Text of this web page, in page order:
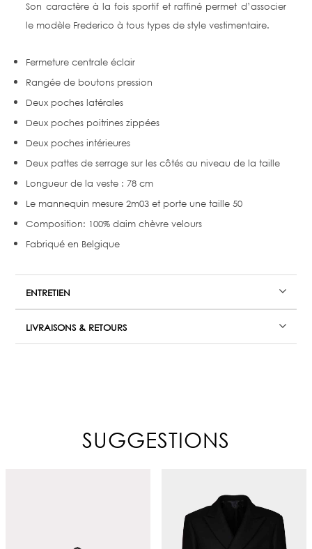
Son caractère à la fois sportif et raffiné permet d’associer
le modèle Frederico à tous types de style vestimentaire.
Fermeture centrale éclair
Rangée de boutons pression
Deux poches latérales
Deux poches poitrines zippées
Deux poches intérieures
Deux pattes de serrage sur les côtés au niveau de la taille
Longueur de la veste : 78 cm
Le mannequin mesure 2m03 et porte une taille 50
Composition: 100% daim chèvre velours
Fabriqué en Belgique
ENTRETIEN
LIVRAISONS & RETOURS
SUGGESTIONS